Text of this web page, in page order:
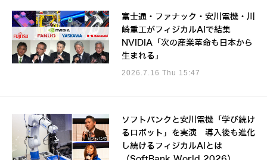
富士通・ファナック・安川電機・川
崎重工がフィジカルAIで結集
NVIDIA「次の産業革命も日本から
生まれる」
2026.7.16 Thu 15:47
ソフトバンクと安川電機「学び続け
るロボット」を実演 導入後も進化
し続けるフィジカルAIとは